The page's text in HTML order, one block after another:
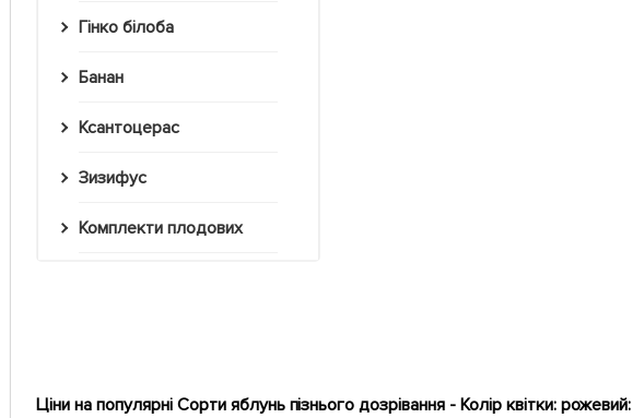
Гінко білоба
Банан
Ксантоцерас
Зизифус
Комплекти плодових
Ціни на популярні Сорти яблунь пізнього дозрівання - Колір квітки: рожевий: